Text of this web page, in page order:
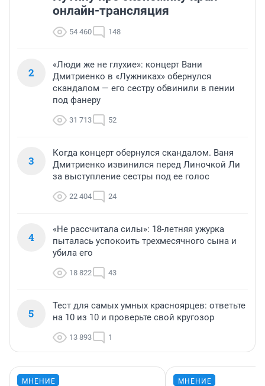
онлайн-трансляция
54 460 148
2
«Люди же не глухие»: концерт Вани
Дмитриенко в «Лужниках» обернулся
скандалом — его сестру обвинили в пении
под фанеру
31 713 52
3
Когда концерт обернулся скандалом. Ваня
Дмитриенко извинился перед Линочкой Ли
за выступление сестры под ее голос
22 404 24
4
«Не рассчитала силы»: 18-летняя ужурка
пыталась успокоить трехмесячного сына и
убила его
18 822 43
5
Тест для самых умных красноярцев: ответьте
на 10 из 10 и проверьте свой кругозор
13 893 1
МНЕНИЕ МНЕНИЕ